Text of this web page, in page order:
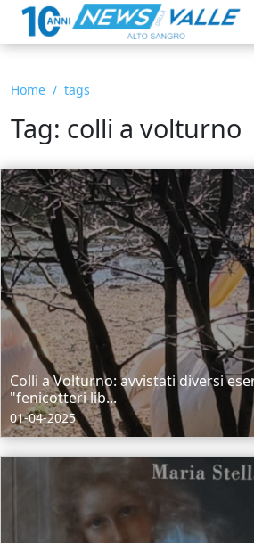
Home tags
Tag: colli a volturno
Colli a Volturno: avvistati diversi
"fenicotteri lib...
01-04-2025